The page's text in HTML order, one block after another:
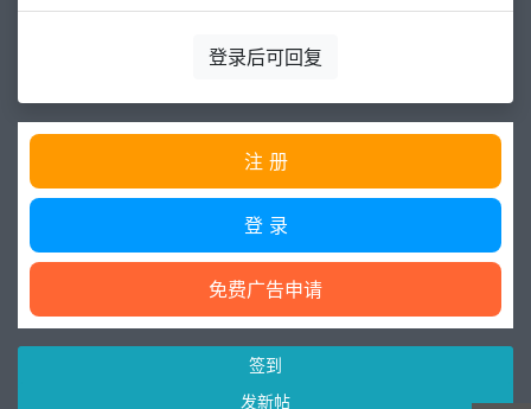
登录后可回复
注 册
登 录
免费广告申请
签到
发新帖